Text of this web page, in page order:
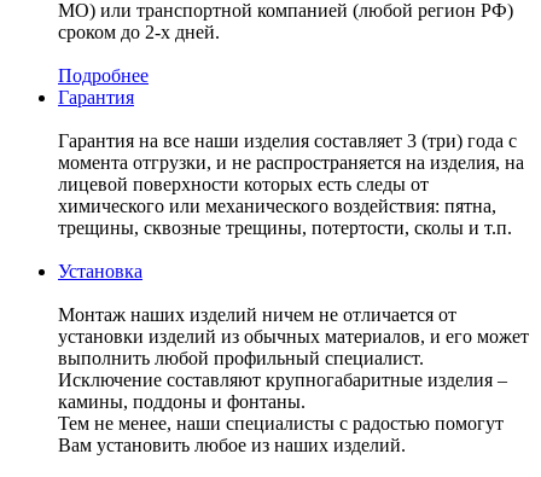
МО) или транспортной компанией (любой регион РФ)
сроком до 2-х дней.
Подробнее
Гарантия
Гарантия на все наши изделия составляет 3 (три) года с
момента отгрузки, и не распространяется на изделия, на
лицевой поверхности которых есть следы от
химического или механического воздействия: пятна,
трещины, сквозные трещины, потертости, сколы и т.п.
Установка
Монтаж наших изделий ничем не отличается от
установки изделий из обычных материалов, и его может
выполнить любой профильный специалист.
Исключение составляют крупногабаритные изделия –
камины, поддоны и фонтаны.
Тем не менее, наши специалисты с радостью помогут
Вам установить любое из наших изделий.